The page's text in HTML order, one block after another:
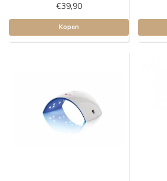
€39,90
Kopen